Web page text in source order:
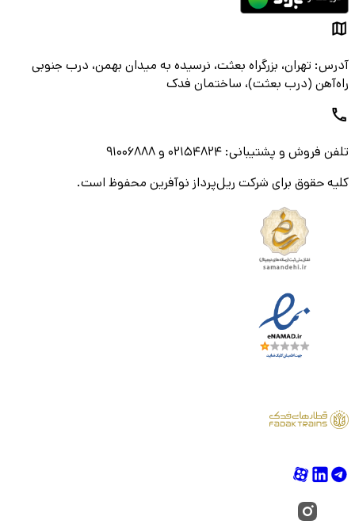
آدرس: تهران، بزرگراه بعثت، نرسیده به میدان بهمن، درب جنوبی
راه‌آهن (درب بعثت)، ساختمان فدک
تلفن فروش و پشتیبانی: ۰۲۱۵۴۸۲۴ و ۹۱۰۰۶۸۸۸
کلیه حقوق برای شرکت ریل‌پرداز نوآفرین محفوظ است.